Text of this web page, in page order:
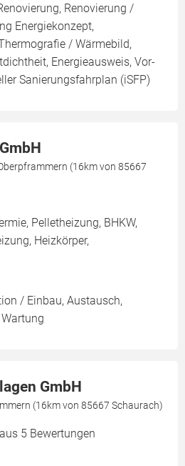
Renovierung /
Energiekonzept,
/ Wärmebild,
Energieausweis, Vor-
Sanierungsfahrplan (iSFP)
(16km von 85667
Pelletheizung, BHKW,
Heizkörper,
/ Einbau, Austausch,
GmbH
(16km von 85667 Schaurach)
5 Bewertungen